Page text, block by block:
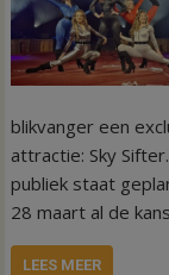
blikvanger een
attractie: Sky
publiek staat
28 maart al de
LEES MEER